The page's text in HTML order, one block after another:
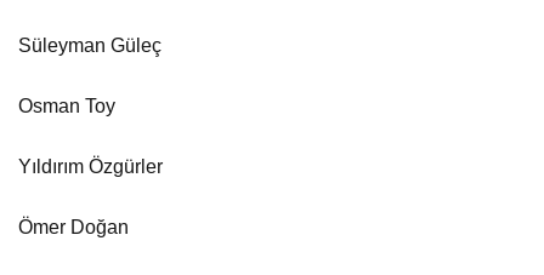
Süleyman Güleç
Osman Toy
Yıldırım Özgürler
Ömer Doğan